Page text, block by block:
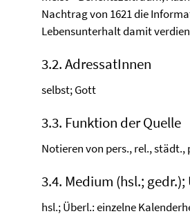
Nachtrag von 1621 die
Lebensunterhalt damit
3.2. AdressatInnen
selbst; Gott
3.3. Funktion der Quelle
Notieren von pers., rel.,
3.4. Medium (hsl.;
hsl.; Überl.: einzelne